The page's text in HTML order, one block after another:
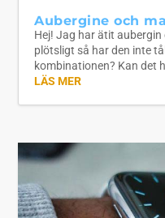
Aubergine och
Hej! Jag har ätit
plötsligt så har den inte
kombinationen? Kan det
LÄS MER